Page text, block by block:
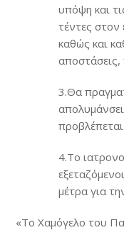
υπόψη και
τέντες
καθώς και
3.Θα
προβλέπεται.
4.Το
μέτρα για
«Το Χαμόγελο του